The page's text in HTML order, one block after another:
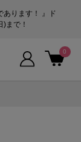
あります！ 』ド
まで！
0